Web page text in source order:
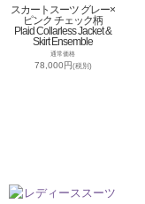
スカートスーツ グレー×
ピンク チェック柄
Plaid Collarless Jacket &
Skirt Ensemble
通常価格
78,000円(税別)